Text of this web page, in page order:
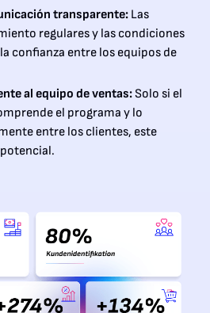
transparente: Las
regulares y las condiciones
confianza entre los equipos de
al equipo de ventas:Solo si el
el programa y lo
entre los clientes, este